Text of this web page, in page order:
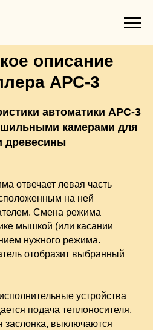
описание
АРС-3
автоматики АРС-3
камерами для
древесины
отвечает левая часть
на ней
Смена режима
мышкой (или касании
нужного режима.
отобразит выбранный
устройства
подача теплоносителя,
заслонка, выключаются